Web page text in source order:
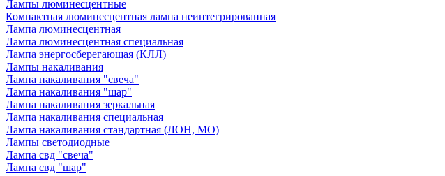
Лампы люминесцентные
Компактная люминесцентная лампа неинтегрированная
Лампа люминесцентная
Лампа люминесцентная специальная
Лампа энергосберегающая (КЛЛ)
Лампы накаливания
Лампа накаливания "свеча"
Лампа накаливания "шар"
Лампа накаливания зеркальная
Лампа накаливания специальная
Лампа накаливания стандартная (ЛОН, МО)
Лампы светодиодные
Лампа свд "свеча"
Лампа свд "шар"